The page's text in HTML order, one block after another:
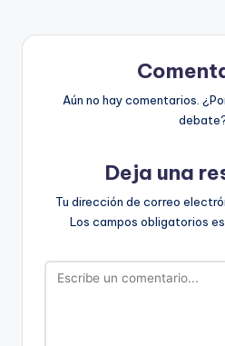
Aún no hay comentarios.
Deja una
Tu dirección de correo
Los campos obligatorios